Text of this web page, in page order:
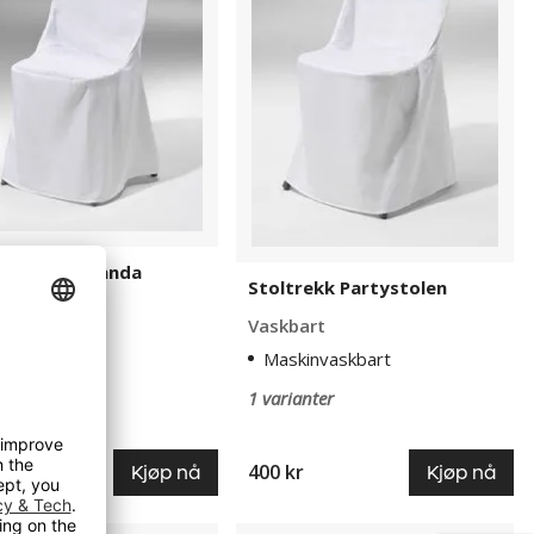
Haparanda
Kjøp nå
Stoltrekk Partystolen
Vaskbart
Maskinvaskbart
1 varianter
400 kr Kjøp nå